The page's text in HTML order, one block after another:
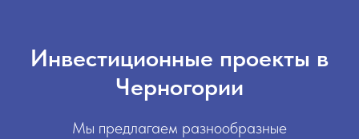
Инвестиционные проекты в
Черногории
Мы предлагаем разнообразные